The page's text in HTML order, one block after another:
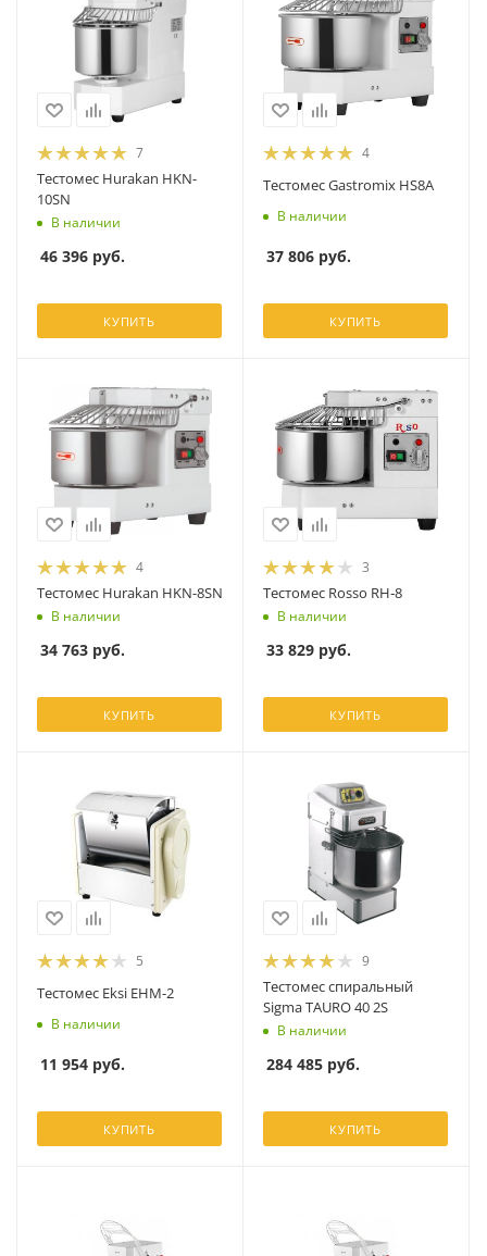
7
Тестомес Hurakan HKN-
10SN
В наличии
46 396 руб.
КУПИТЬ
4
Тестомес Gastromix HS8A
В наличии
37 806 руб.
КУПИТЬ
4
Тестомес Hurakan HKN-8SN
В наличии
34 763 руб.
КУПИТЬ
3
Тестомес Rosso RH‐8
В наличии
33 829 руб.
КУПИТЬ
5
Тестомес Eksi EHM-2
В наличии
11 954 руб.
КУПИТЬ
9
Тестомес спиральный
Sigma TAURO 40 2S
В наличии
284 485 руб.
КУПИТЬ